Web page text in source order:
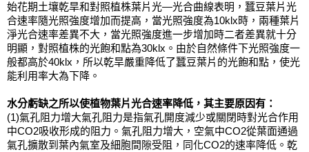
始花期土壤乾旱和對照植株葉片光—光合曲線表明，蠶豆葉片光
合速率隨光照強度增加而提高，當光照強度為10klx時，兩種葉片
淨光合速率差異不大，當光照強度進一步增加時二者差異就十分
明顯，對照植株的光飽和點為30klx。由於自然條件下光照強度一
般都高於40klx，所以乾旱嚴重降低了蠶豆葉片的光飽和點，使光
能利用率大為下降。
水分虧缺之所以使植物葉片光合速率降低，其主要原因有：
(1)氣孔阻力增大氣孔阻力是指氣孔開度減少或關閉時對光合作用
中CO2吸收形成的阻力。氣孔阻力增大，空氣中CO2從葉面通過
氣孔擴散到葉內氣室及細胞間隙受阻，同化CO2的速率降低。乾